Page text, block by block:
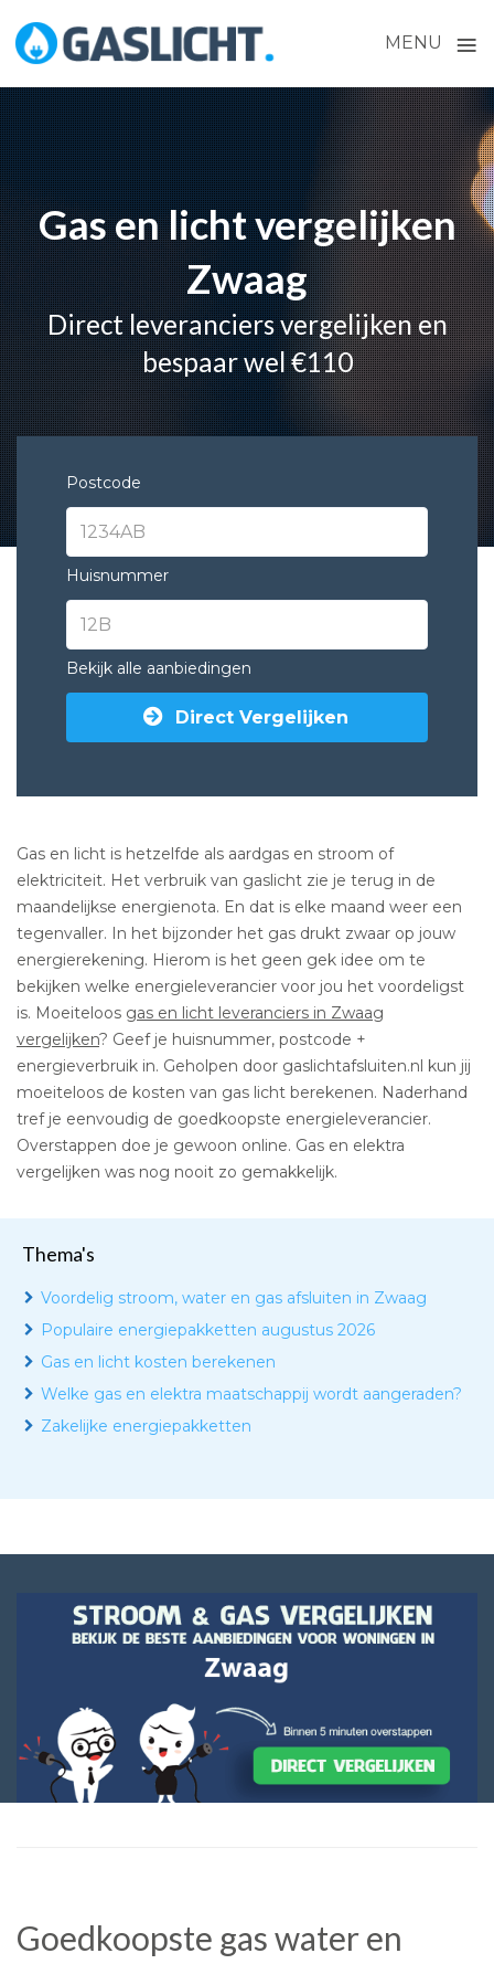
MENU ≡
Skip
to
content
Gas en licht vergelijken
Zwaag
Direct leveranciers vergelijken en
bespaar wel €110
Postcode
Huisnummer
Bekijk alle aanbiedingen
Direct Vergelijken
Gas en licht is hetzelfde als aardgas en stroom of
elektriciteit. Het verbruik van gaslicht zie je terug in de
maandelijkse energienota. En dat is elke maand weer een
tegenvaller. In het bijzonder het gas drukt zwaar op jouw
energierekening. Hierom is het geen gek idee om te
bekijken welke energieleverancier voor jou het voordeligst
is. Moeiteloos gas en licht leveranciers in Zwaag
vergelijken? Geef je huisnummer, postcode +
energieverbruik in. Geholpen door gaslichtafsluiten.nl kun jij
moeiteloos de kosten van gas licht berekenen. Naderhand
tref je eenvoudig de goedkoopste energieleverancier.
Overstappen doe je gewoon online. Gas en elektra
vergelijken was nog nooit zo gemakkelijk.
Thema's
Voordelig stroom, water en gas afsluiten in Zwaag
Populaire energiepakketten augustus 2026
Gas en licht kosten berekenen
Welke gas en elektra maatschappij wordt aangeraden?
Zakelijke energiepakketten
Goedkoopste gas water en